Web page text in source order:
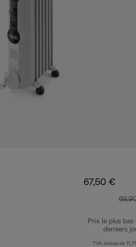
67,50 €
Prix le plus bas
derniers
TVA incluse de